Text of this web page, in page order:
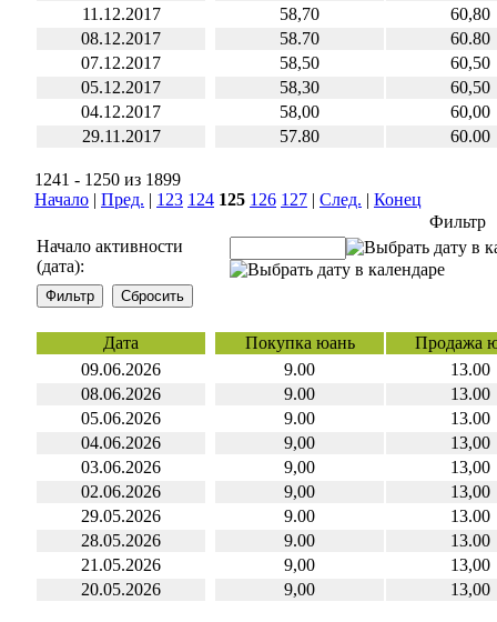
11.12.2017
58,70
60,80
08.12.2017
58.70
60.80
07.12.2017
58,50
60,50
05.12.2017
58,30
60,50
04.12.2017
58,00
60,00
29.11.2017
57.80 60.00
1241 - 1250 из 1899
Начало | Пред. | 123 124 125 126 127 | След. | Конец
Фильтр
Начало активности
(дата):
Дата Покупка юань
Продажа
09.06.2026
9.00
13.00
08.06.2026
9.00
13.00
05.06.2026
9.00
13.00
04.06.2026
9,00
13,00
03.06.2026
9,00
13,00
02.06.2026
9,00
13,00
29.05.2026
9.00
13.00
28.05.2026
9.00
13.00
21.05.2026
9,00
13,00
20.05.2026
9,00 13,00